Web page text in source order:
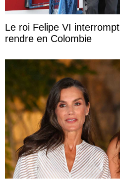
Le roi Felipe VI
rendre en Colombie